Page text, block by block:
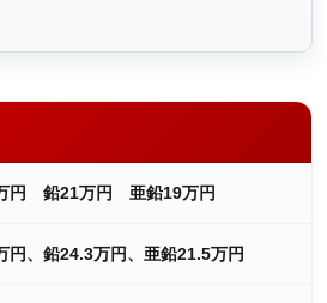
円 鉛21万円 亜鉛19万円
円、鉛24.3万円、亜鉛21.5万円